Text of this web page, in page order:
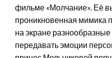
фильме «Молчание». Её
проникновенная мимика
на экране
передавать эмоции